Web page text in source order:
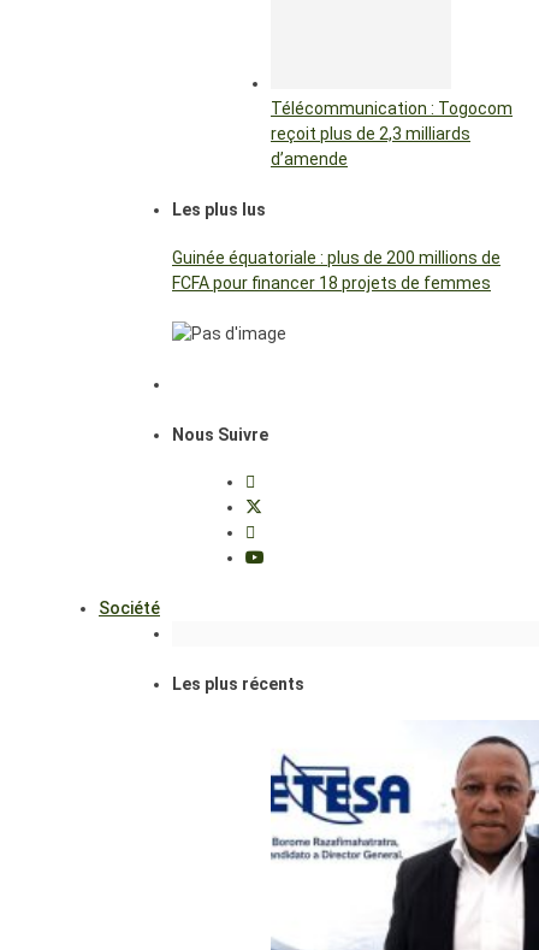
Télécommunication : Togocom
reçoit plus de 2,3 milliards
d’amende
Les plus lus
Guinée équatoriale : plus de 200 millions de
FCFA pour financer 18 projets de femmes
Nous Suivre
Société
Les plus récents